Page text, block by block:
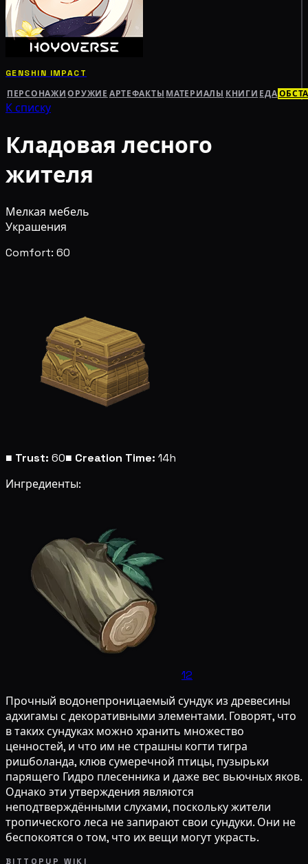
GENSHIN IMPACT
ПЕРСОНАЖИ ОРУЖИЕ АРТЕФАКТЫ МАТЕРИАЛЫ КНИГИ ЕДА
К списку
Кладовая лесного
жителя
Мелкая мебель
Украшения
Comfort: 60
■ Trust: 60■ Creation Time: 14h
Ингредиенты:
12
Прочный водонепроницаемый сундук из древесины
адхигамы с декоративными элементами. Говорят, что
в таких сундуках можно хранить множество
ценностей, и что им не страшны когти тигра
ришболанда, клюв сумеречной птицы, пузырьки
парящего Гидро плесенника и даже вес вьючных яков.
Однако эти утверждения являются
неподтверждёнными слухами, поскольку жители
тропического леса не запирают свои сундуки. Они не
беспокоятся о том, что их вещи могут украсть.
BITTOPUP WIKI